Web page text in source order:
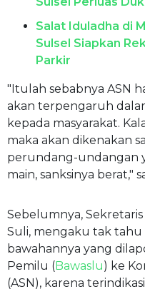
Salat Iduladha di
Sulsel Siapkan
Parkir
"Itulah sebabnya ASN
akan terpengaruh
kepada masyarakat.
maka akan dikenakan
perundang-undangan
main, sanksinya berat,"
Sebelumnya,
Suli, mengaku tak tahu
bawahannya yang
Pemilu (Bawaslu) ke
(ASN), karena